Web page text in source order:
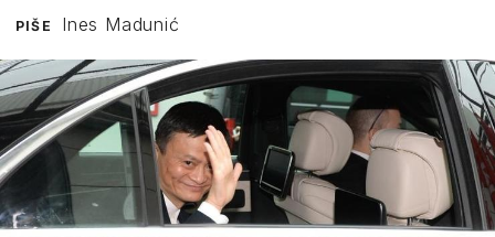
PIŠE Ines Madunić